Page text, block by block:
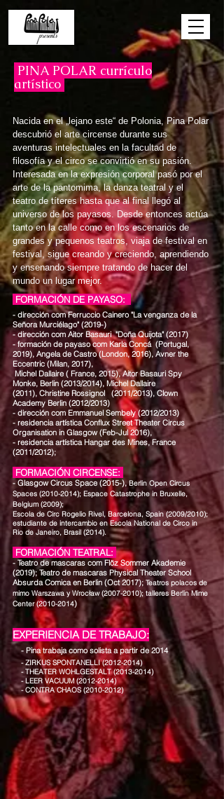
PINA POLAR currículo
artístico
Nacida en el „lejano este“ de Polonia, Pina Polar
descubrió el arte circense durante sus
aventuras intelectuales en la facultad de
filosofía y el circo se convirtió en su pasión.
Interesada en la expresión corporal pasó por el
arte de la pantomima, la danza teatral y el
teatro de títeres hasta que al final llegó al
universo de los payasos. Desde entonces actúa
tanto en la calle como en los escenarios de
grandes y pequenos teatros, viaja de festival en
festival, sigue creando y creciendo, aprendiendo
y ensenando siempre tratando de hacer del
mundo un lugar mejor.
FORMACIÓN DE PAYASO:
- dirección com Ferruccio Cainero "La venganza de la
Señora Murciélago" (2019-)
- dirección com Aitor Basauri "Doña Quijota" (2017)
- formación de payaso com Karla Concá (Portugal,
2019), Angela de Castro (London, 2016), Avner the
Eccentric (Milan, 2017),
Michel Dallaire ( France, 2015), Aitor Basauri Spy
Monke, Berlin (2013/2014), Michel Dallaire
(2011), Christine Rossignol (2011/2013), Clown
Academy Berlin (2012/2013)
- dirección com Emmanuel Sembely (2012/2013)
- residencia artística Conflux Street Theater Circus
Organisation in Glasgow (Feb-Jul 2016),
- residencia artística Hangar des Mines, France
(2011/2012);
FORMACIÓN CIRCENSE:
- Glasgow Circus Space (2015-),Berlin Open Circus
Spaces (2010-2014); Espace Catastrophe in Bruxelle,
Belgium (2009);
Escola de Circ Rogelio Rivel, Barcelona, Spain (2009/2010);
estudiante de intercambio enEscola National de Circo in
Rio de Janeiro, Brasil (2014).
FORMACIÓN TEATRAL:
- Teatro de mascaras com Flöz Sommer Akademie
(2019);Teatro de mascaras Physical Theater School
Absurda Comica en Berlin (Oct 2017); Teatros polacos de
mimo Warszawa y Wrocław(2007-2010); talleres Berlin Mime
Center(2010-2014)
EXPERIENCIA DE TRABAJO:
- Pina trabaja como solista a partir de 2014
- ZIRKUS SPONTANELLI(2012-2014)
- THEATER WOHLGESTALT(2013-2014)
- LEER VACUUM (2012-2014)
- CONTRA CHAOS (2010-2012)